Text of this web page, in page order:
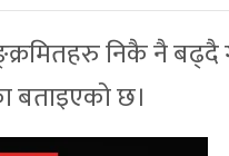
निकै नै
बताइएको छ।